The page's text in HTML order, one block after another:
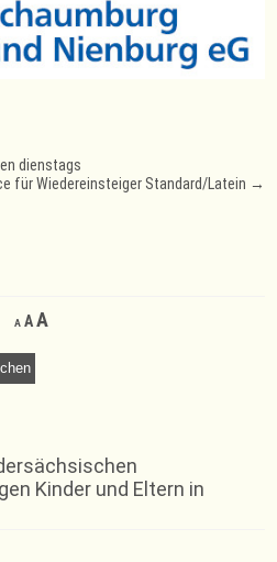
dienstags
für Wiedereinsteiger Standard/Latein →
A
Decrease
font
AReset
size.
AIncrease
Kinder und Eltern in